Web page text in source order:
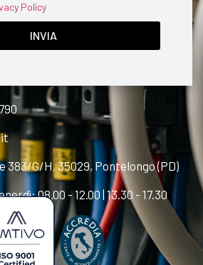
Policy
INVIA
383/G/H, 35029, Pontelongo (PD)
08.00 - 12.00 | 13.30 - 17.30